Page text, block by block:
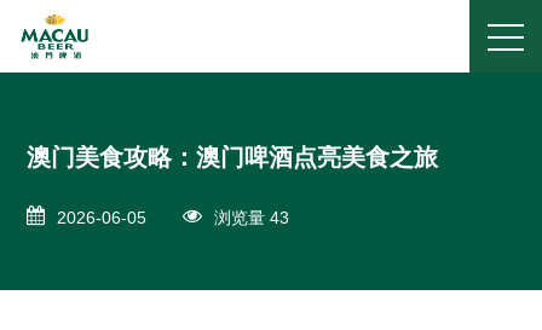
澳门美食攻略：澳门啤酒点亮美食之旅
2026-06-05 浏览量 43